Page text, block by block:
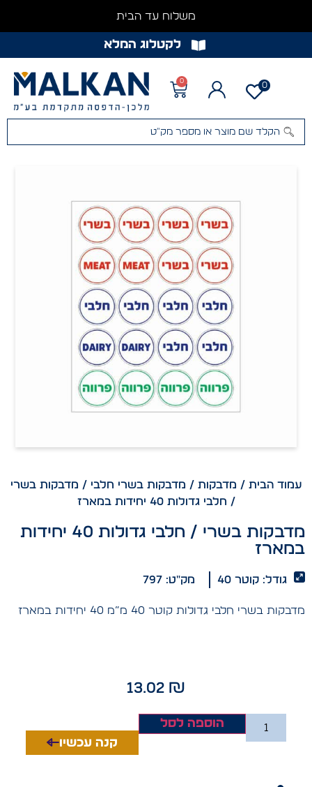
משלוח עד הבית
לקטלוג המלא
0
0
עמוד הבית/ מדבקות/ מדבקות בשרי חלבי/ מדבקות בשרי
/ חלבי גדולות 40 יחידות במארז
מדבקות בשרי / חלבי גדולות 40 יחידות
במארז
גודל: קוטר 40 מק"ט: 797
מדבקות בשרי חלבי גדולות קוטר 40 מ”מ 40 יחידות במארז
13.02₪
הוספה לסל
קנה עכשיו